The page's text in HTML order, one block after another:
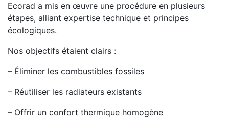
Ecorad a mis en œuvre une procédure en plusieurs
étapes, alliant expertise technique et principes
écologiques.
Nos objectifs étaient clairs :
– Éliminer les combustibles fossiles
– Réutiliser les radiateurs existants
– Offrir un confort thermique homogène